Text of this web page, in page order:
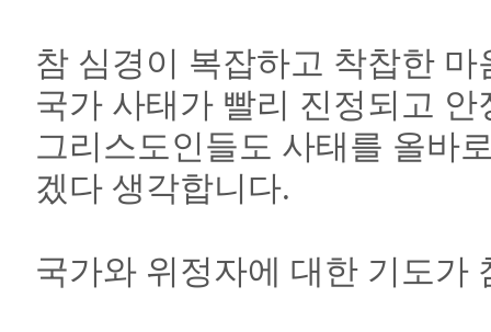
참 심경이 복잡하고 착찹한 마
국가 사태가 빨리 진정되고
그리스도인들도 사태를 올바
겠다 생각합니다.
국가와 위정자에 대한 기도가